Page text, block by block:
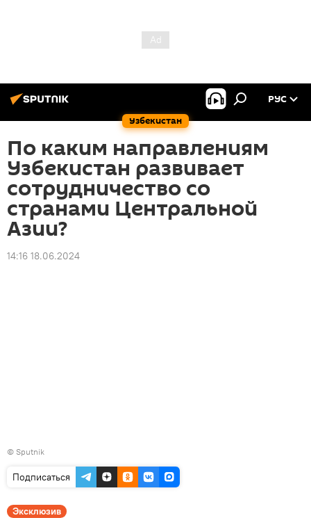
Узбекистан
РУС
По каким направлениям
Узбекистан развивает
сотрудничество со
странами Центральной
Азии?
14:16 18.06.2024
© Sputnik
Подписаться
Эксклюзив